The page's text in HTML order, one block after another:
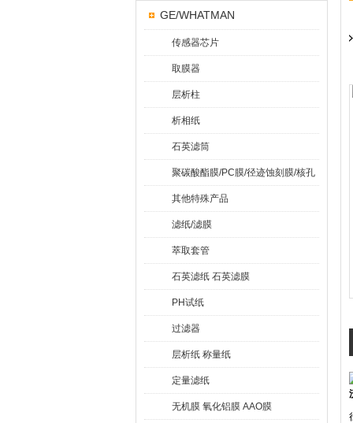
GE/WHATMAN
传感器芯片
取膜器
层析柱
析相纸
石英滤筒
聚碳酸酯膜/PC膜/径迹蚀刻膜/核孔
膜
其他特殊产品
滤纸/滤膜
萃取套管
石英滤纸 石英滤膜
PH试纸
过滤器
层析纸 称量纸
定量滤纸
无机膜 氧化铝膜 AAO膜